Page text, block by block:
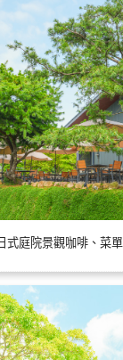
式庭院景觀咖啡、菜單